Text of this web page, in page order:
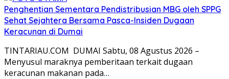
Penghentian Sementara Pendistribusian MBG oleh SPPG
Sehat Sejahtera Bersama Pasca-Insiden Dugaan
Keracunan di Dumai
TINTARIAU.COM DUMAI Sabtu, 08 Agustus 2026 –
Menyusul maraknya pemberitaan terkait dugaan
keracunan makanan pada…